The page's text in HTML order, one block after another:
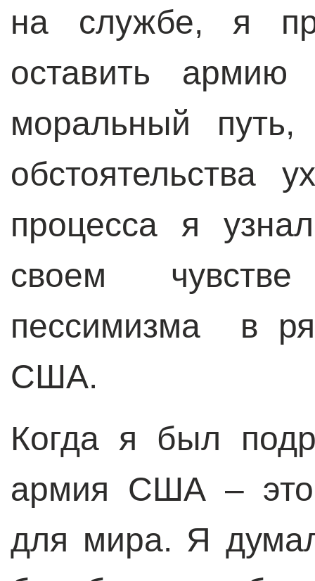
на службе, я
оставить
моральный
обстоятельства
процесса я
своем
пессимизма в
США.
Когда я был
армия США –
для мира. Я